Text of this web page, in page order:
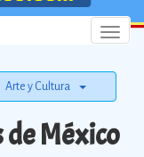
Menu
Arte y Cultura
México